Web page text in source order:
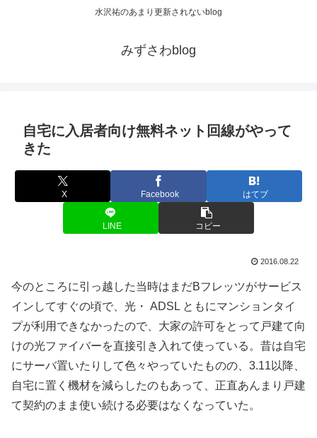
水沢祐のあまり更新されないblog
みずさわblog
自宅に入居者向け無料ネット回線がやって
きた
X Facebook はてブ
LINE コピー
2016.08.22
今のところに引っ越した当時はまだBフレッツがサービス
インしてすぐの頃で、光・ ADSL ともにマンションタイ
プが利用できなかったので、大家の許可をとって戸建て向
けの光ファイバーを直接引き入れて使っている。昔は自宅
にサーバ置いたりして色々やっていたものの、3.11以降、
自宅に置く機材を減らしたのもあって、正直あんまり戸建
て契約のまま使い続ける必要はなくなっていた。